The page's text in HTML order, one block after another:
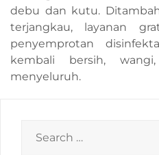
debu dan kutu.
terjangkau, layanan
penyemprotan
kembali bersih,
menyeluruh.
for: